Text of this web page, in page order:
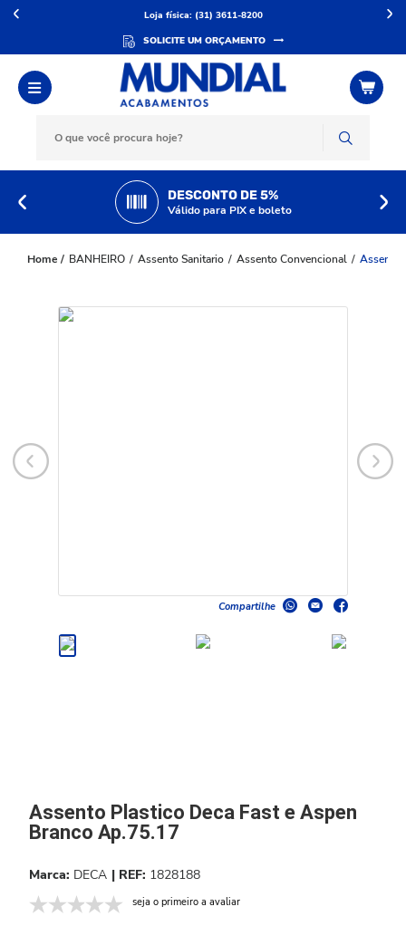
Loja física: (31) 3611-8200
SOLICITE UM ORÇAMENTO
DESCONTO DE 5%
Válido para PIX e boleto
BANHEIRO Assento Sanitario Assento Convencional Assento
Compartilhe
Assento Plastico Deca Fast e Aspen
Branco Ap.75.17
DECA 1828188
seja o primeiro a avaliar